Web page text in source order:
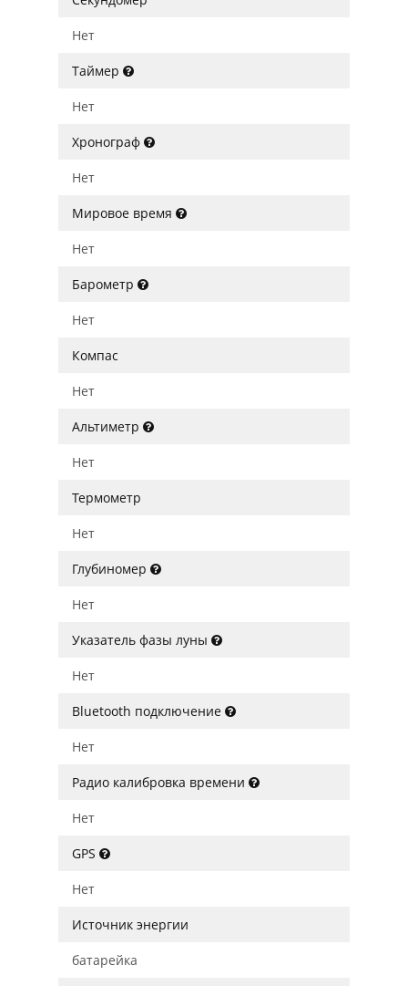
Нет
Таймер
Нет
Хронограф
Нет
Мировое время
Нет
Барометр
Нет
Компас
Нет
Альтиметр
Нет
Термометр
Нет
Глубиномер
Нет
Указатель фазы луны
Нет
Bluetooth подключение
Нет
Радио калибровка времени
Нет
GPS
Нет
Источник энергии
батарейка